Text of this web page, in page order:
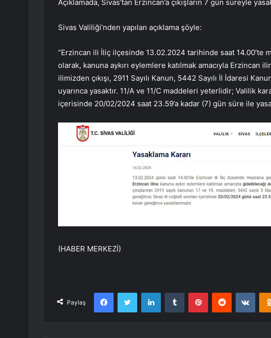
Açıklamada, Sivas’tan Erzincan’a çıkışların 7 gün süreyle
Sivas Valiliği’nden yapılan açıklama şöyle:
“Erzincan ili İliç ilçesinde 13.02.2024 tarihinde saat 14.00’te
olarak, kanuna aykırı eylemlere katılmak amacıyla Erzincan
ilimizden çıkışı, 2911 Sayılı Kanun, 5442 Sayılı İl İdaresi
uyarınca yasaktır. 11/A ve 11/C maddeleri yeterlidir; Valilik
içerisinde 20/02/2024 saat 23.59’a kadar (7) gün süre ile
(HABER MERKEZİ)
Paylaş
FacebookTwitter LinkedInTumblr PinterestReddit